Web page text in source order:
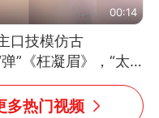
00:14
口技模仿古
”《枉凝眉》，“太
～你是吃古筝长大的
”“或将成为首位考级
多热门视频